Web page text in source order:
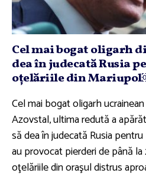
Cel mai bogat oligarh
dea în judecată Rusia
oţelăriile din
Cel mai bogat oligarh
Azovstal, ultima redută a
să dea în judecată Rusia
au provocat pierderi de până
oţelăriile din oraşul distrus